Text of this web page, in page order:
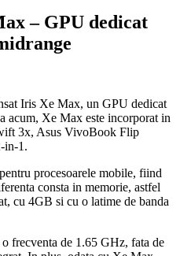
– GPU dedicat
Iris Xe Max, un GPU dedicat
acum, Xe Max este incorporat in
3x, Asus VivoBook Flip
in-1.
procesoarele mobile, fiind
consta in memorie, astfel
cu 4GB si cu o latime de banda
frecventa de 1.65 GHz, fata de